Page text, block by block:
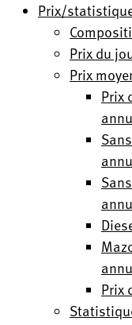
Prix/
Prix du
Prix
Prix
Prix